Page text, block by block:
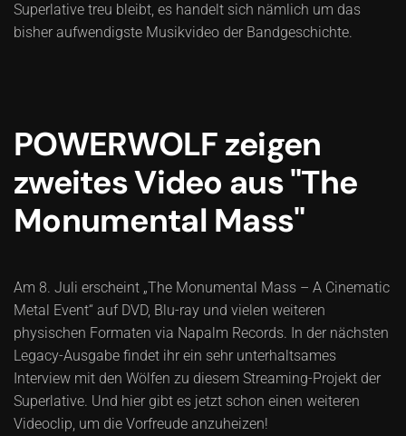
Superlative treu bleibt, es handelt sich nämlich um das
bisher aufwendigste Musikvideo der Bandgeschichte.
POWERWOLF zeigen
zweites Video aus "The
Monumental Mass"
Am 8. Juli erscheint „The Monumental Mass – A Cinematic
Metal Event“ auf DVD, Blu-ray und vielen weiteren
physischen Formaten via Napalm Records. In der nächsten
Legacy-Ausgabe findet ihr ein sehr unterhaltsames
Interview mit den Wölfen zu diesem Streaming-Projekt der
Superlative. Und hier gibt es jetzt schon einen weiteren
Videoclip, um die Vorfreude anzuheizen!